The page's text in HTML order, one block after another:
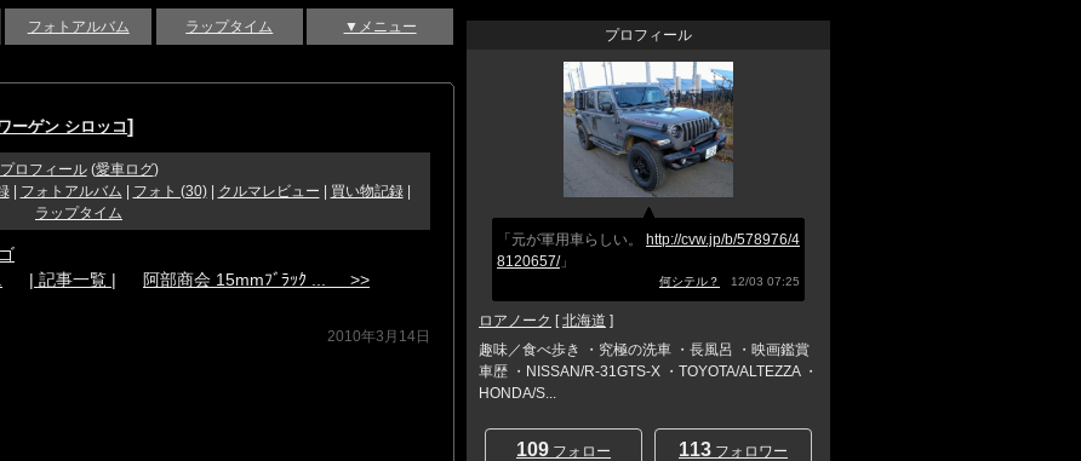
フォトアルバム ラップタイム ▼メニュー
ーゲン シロッコ]
プロフィール(愛車ログ)
| フォトアルバム フォト (30)| クルマレビュー 買い物記録|
ラップタイム
| 記事一覧 | 阿部商会 15mmﾌﾞﾗｯｸ ... >>
2010年3月14日
プロフィール
「元が軍用車らしい。
http://cvw.jp/b/578976/4
8120657/」
何シテル？ 12/03 07:25
ロアノーク [北海道 ]
趣味／食べ歩き ・究極の洗車 ・長風呂 ・映画鑑賞
車歴 ・NISSAN/R-31GTS-X ・TOYOTA/ALTEZZA ・
HONDA/S...
109 フォロー 113 フォロワー